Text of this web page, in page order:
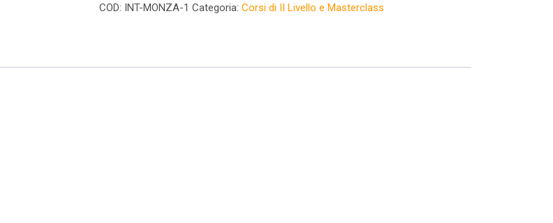
COD: INT-MONZA-1 Categoria:Corsi di II Livello e Masterclass